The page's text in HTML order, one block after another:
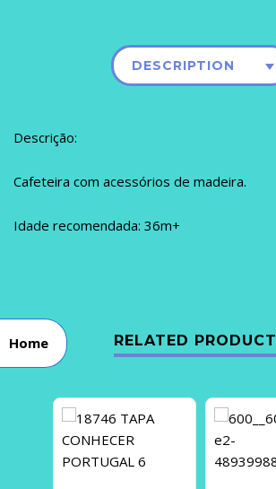
DESCRIPTION
Descrição:
Cafeteira com acessórios de madeira.
Idade recomendada: 36m+
RELATED
Home